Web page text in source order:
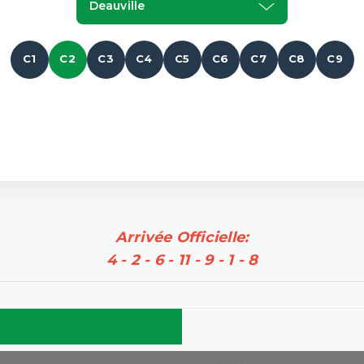
Deauville
C1 C2 C3 C4 C5 C6 C7 C8 C9
Arrivée Officielle:
4 - 2 - 6 - 11 - 9 - 1 - 8